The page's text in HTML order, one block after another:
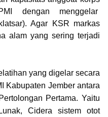
dengan menggelar
Agar KSR markas
alam yang sering terjadi
yang digelar secara
Kabupaten Jember antara
Pertama. Yaitu
Cidera sistem otot